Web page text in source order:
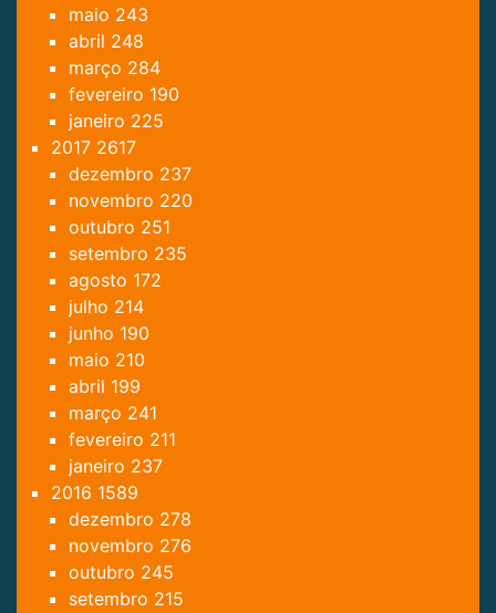
maio 243
abril 248
março 284
fevereiro 190
janeiro 225
2017 2617
dezembro 237
novembro 220
outubro 251
setembro 235
agosto 172
julho 214
junho 190
maio 210
abril 199
março 241
fevereiro 211
janeiro 237
2016 1589
dezembro 278
novembro 276
outubro 245
setembro 215